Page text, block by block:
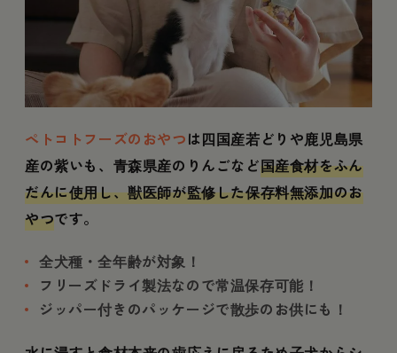
ペトコトフーズのおやつは四国産若どりや鹿児島県
産の紫いも、青森県産のりんごなど国産食材をふん
だんに使用し、獣医師が監修した保存料無添加のお
やつです。
全犬種・全年齢が対象！
フリーズドライ製法なので常温保存可能！
ジッパー付きのパッケージで散歩のお供にも！